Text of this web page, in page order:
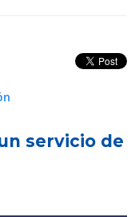
servicio de